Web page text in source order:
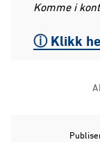
Komme i
ⓘ Klikk